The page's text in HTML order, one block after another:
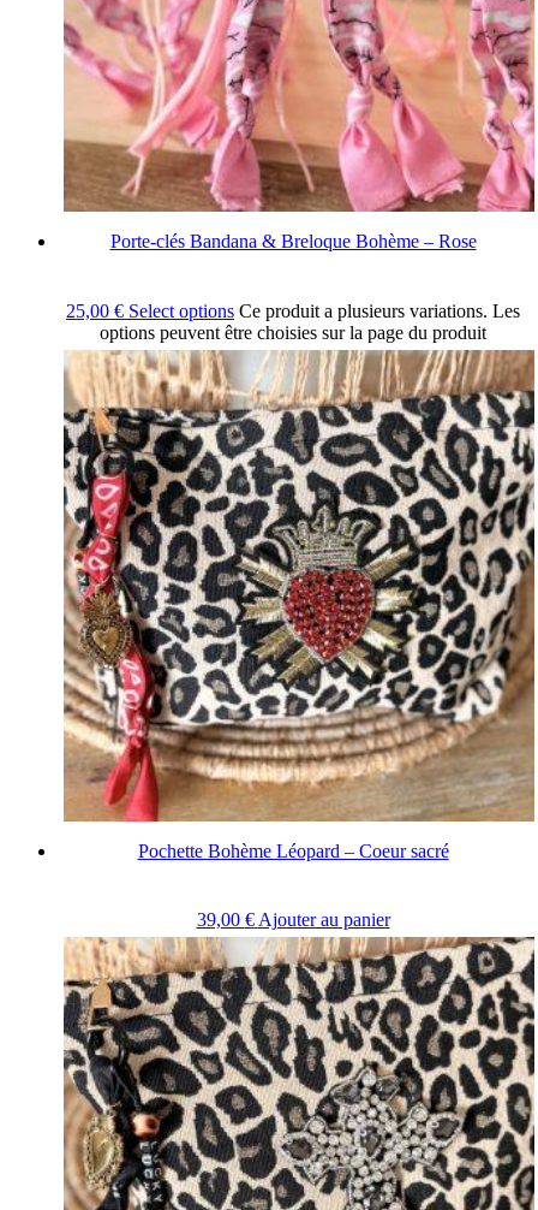
Porte-clés Bandana & Breloque Bohème – Rose
25,00 € Select options Ce produit a plusieurs variations. Les
options peuvent être choisies sur la page du produit
Pochette Bohème Léopard – Coeur sacré
39,00 € Ajouter au panier